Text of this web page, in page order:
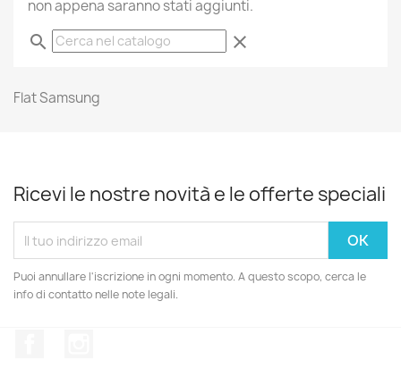
non appena saranno stati aggiunti.
search clear
Flat Samsung
Ricevi le nostre novità e le offerte speciali
Puoi annullare l'iscrizione in ogni momento. A questo scopo, cerca le
info di contatto nelle note legali.